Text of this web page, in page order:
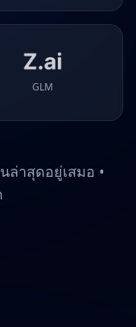
GLM
ล่าสุดอยู่เสมอ •